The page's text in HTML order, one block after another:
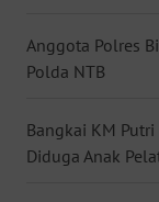
Anggota Polres
Polda NTB
Bangkai KM
Diduga Anak
WN
SUMBAR
SUMSEL